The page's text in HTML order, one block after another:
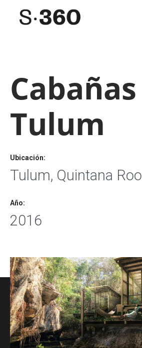
Cabañas
Tulum
Ubicación:
Tulum, Quintana Roo
Año:
2016